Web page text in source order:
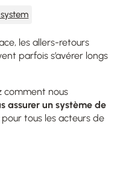
les allers-retours
parfois s’avérer longs
comment nous
assurer un système de
pour tous les acteurs de